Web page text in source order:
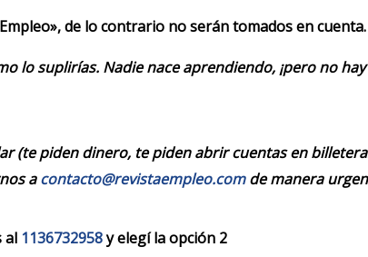
de lo contrario no serán tomados en cuenta.
lo suplirías. Nadie nace aprendiendo, ¡pero no
(te piden dinero, te piden abrir cuentas en
acontacto@revistaempleo.comde manera
al 1136732958y elegí la opción 2